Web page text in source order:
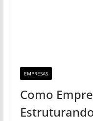
EMPRESAS
Como